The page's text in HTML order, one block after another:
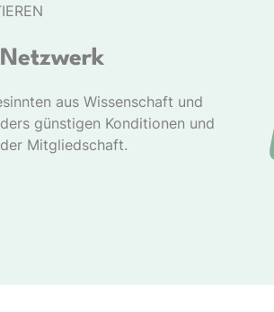
aus Wissenschaft und
günstigen Konditionen und
Mitgliedschaft.